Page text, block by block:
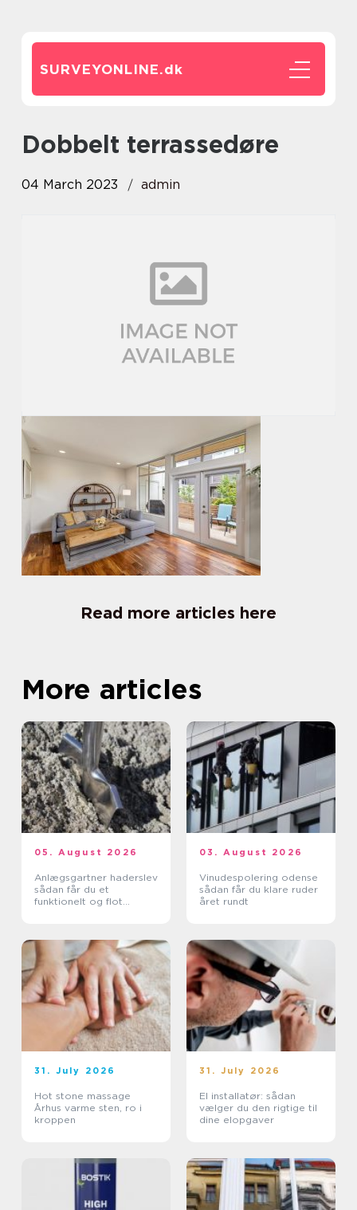
SURVEYONLINE.dk
dobbelt terrassedøre
04 March 2023 admin
Read more articles here
More articles
05. August 2026
Anlægsgartner haderslev
sådan får du et
funktionelt og flot
03. August 2026
Vinudespolering odense
sådan får du klare ruder
året rundt
31. July 2026
Hot stone massage
Århus varme sten, ro i
kroppen
31. July 2026
El installatør: sådan
vælger du den rigtige til
dine elopgaver